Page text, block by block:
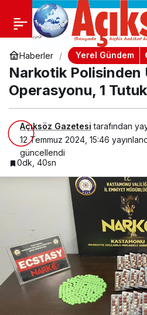
Haberler Yerel Gündem
Narkotik Polisinden
Operasyonu, 1
Açıksöz Gazetesi tarafından
12 Temmuz 2024, 15:46
güncellendi
0dk, 40sn
Narkotik Polisinden
Uyuşturucu Operasyonu, 1
Tutuklama